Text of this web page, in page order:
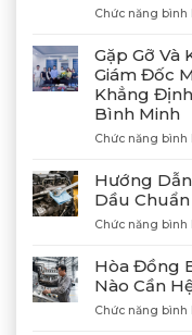
Chức năng bình
Gặp Gỡ Và
Giám Đốc
Khẳng
Bình Minh
Chức năng bình
Hướng
Dầu Chuẩn
Chức năng bình
Hòa Đồng
Nào Cần
Chức năng bình